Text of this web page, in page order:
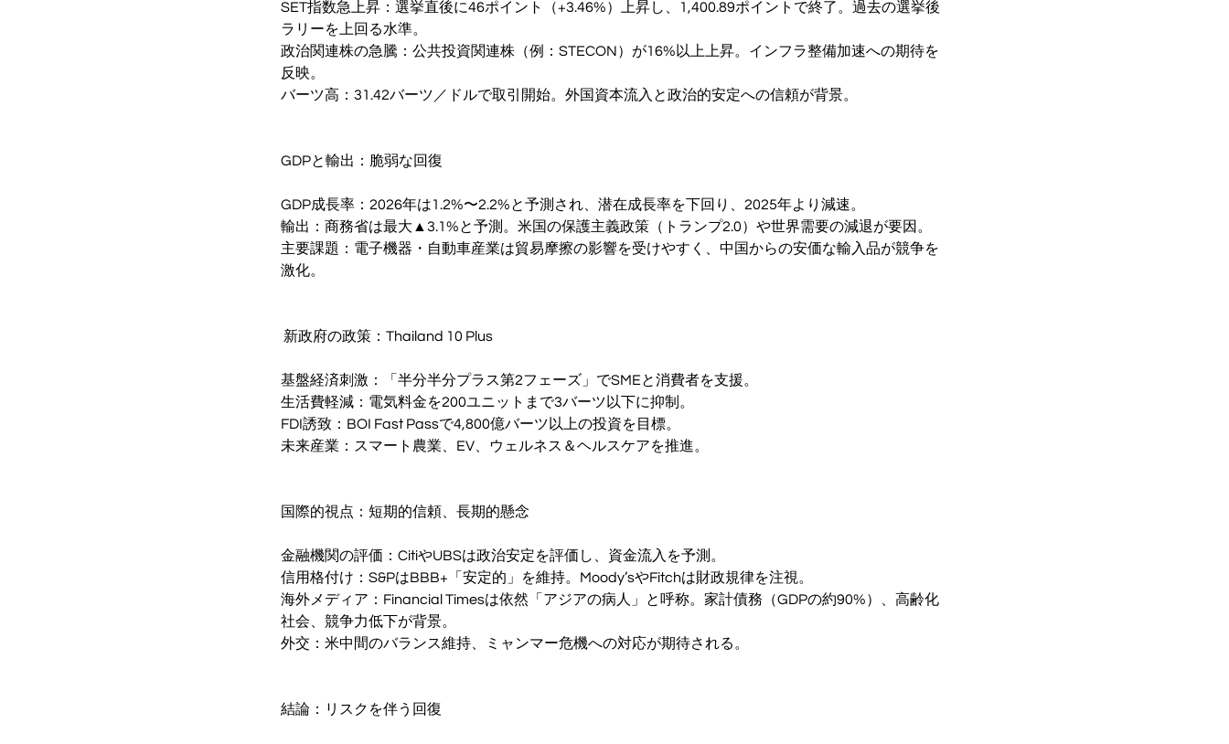
SET指数急上昇：選挙直後に46ポイント（+3.46%）上昇し、1,400.89ポイントで終了。過去の選挙後
ラリーを上回る水準。
政治関連株の急騰：公共投資関連株（例：STECON）が16%以上上昇。インフラ整備加速への期待を
反映。
バーツ高：31.42バーツ／ドルで取引開始。外国資本流入と政治的安定への信頼が背景。
GDPと輸出：脆弱な回復
GDP成長率：2026年は1.2%〜2.2%と予測され、潜在成長率を下回り、2025年より減速。
輸出：商務省は最大▲3.1%と予測。米国の保護主義政策（トランプ2.0）や世界需要の減退が要因。
主要課題：電子機器・自動車産業は貿易摩擦の影響を受けやすく、中国からの安価な輸入品が競争を
激化。
️ 新政府の政策：Thailand 10 Plus
基盤経済刺激：「半分半分プラス第2フェーズ」でSMEと消費者を支援。
生活費軽減：電気料金を200ユニットまで3バーツ以下に抑制。
FDI誘致：BOI Fast Passで4,800億バーツ以上の投資を目標。
未来産業：スマート農業、EV、ウェルネス＆ヘルスケアを推進。
国際的視点：短期的信頼、長期的懸念
金融機関の評価：CitiやUBSは政治安定を評価し、資金流入を予測。
信用格付け：S&PはBBB+「安定的」を維持。Moody’sやFitchは財政規律を注視。
海外メディア：Financial Timesは依然「アジアの病人」と呼称。家計債務（GDPの約90%）、高齢化
社会、競争力低下が背景。
外交：米中間のバランス維持、ミャンマー危機への対応が期待される。
結論：リスクを伴う回復